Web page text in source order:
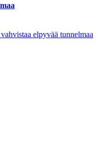
elpyvää tunnelmaa